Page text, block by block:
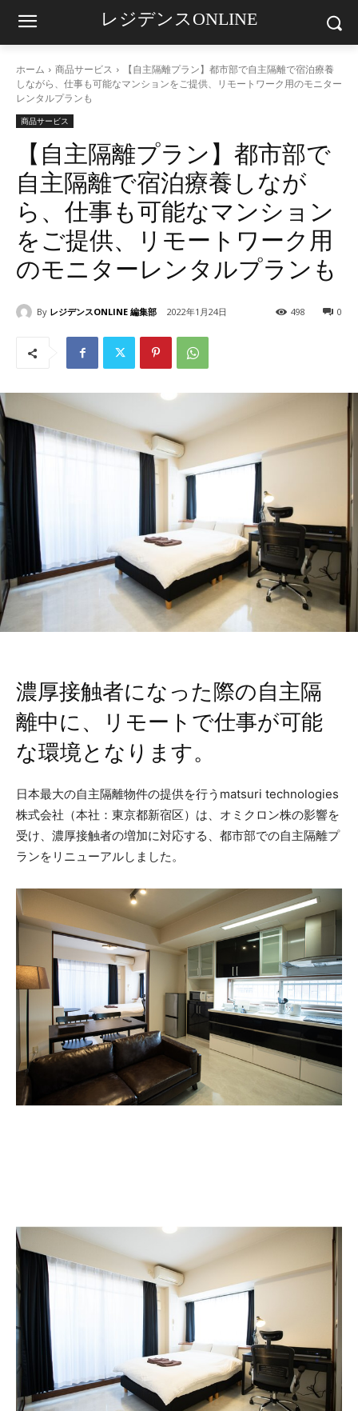
レジデンスONLINE
ホーム 商品サービス
【自主隔離プラン】都市部で自主隔離で宿泊療養
しながら、仕事も可能なマンションをご提供、リモートワーク用のモニター
レンタルプランも
商品サービス
【自主隔離プラン】都市部で
自主隔離で宿泊療養しなが
ら、仕事も可能なマンション
をご提供、リモートワーク用
のモニターレンタルプランも
By レジデンスONLINE 編集部 2022年1月24日 0
498
濃厚接触者になった際の自主隔
離中に、リモートで仕事が可能
な環境となります。
日本最大の自主隔離物件の提供を行うmatsuri technologies
株式会社（本社：東京都新宿区）は、オミクロン株の影響を
受け、濃厚接触者の増加に対応する、都市部での自主隔離プ
ランをリニューアルしました。